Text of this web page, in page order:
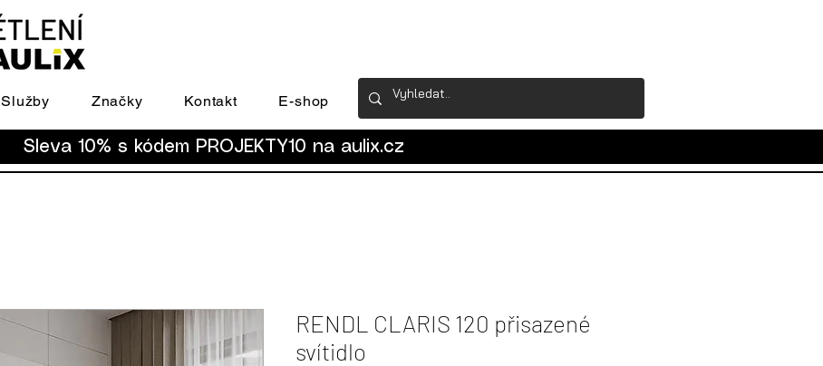
Služby Značky Kontakt E-shop
Sleva 10% s kódem PROJEKTY10 na aulix.cz
RENDL CLARIS 120 přisazené
svítidlo